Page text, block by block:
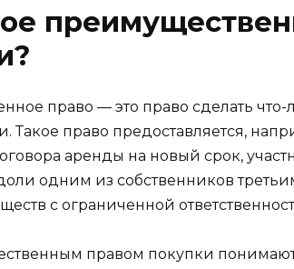
право — это право сделать
право предоставляется,
аренды на новый срок,
одним из собственников
с ограниченной
правом покупки